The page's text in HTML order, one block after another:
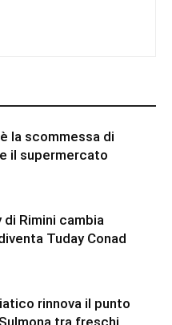
la scommessa di
il supermercato
di Rimini cambia
Tuday Conad
rinnova il punto
tra freschi,